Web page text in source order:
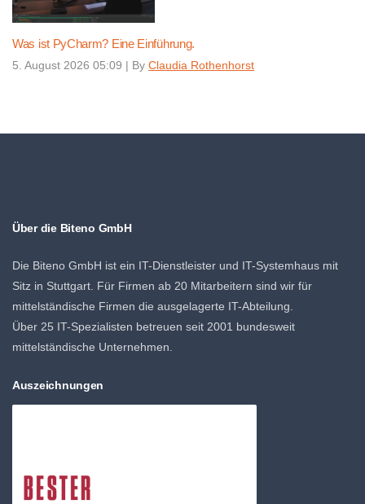
Was ist PyCharm? Eine Einführung.
5. August 2026 05:09 | By Claudia Rothenhorst
Über die Biteno GmbH
Die Biteno GmbH ist ein IT-Dienstleister und IT-Systemhaus mit
Sitz in Stuttgart. Für Firmen ab 20 Mitarbeitern sind wir für
mittelständische Firmen die ausgelagerte IT-Abteilung.
Über 25 IT-Spezialisten betreuen seit 2001 bundesweit
mittelständische Unternehmen.
Auszeichnungen